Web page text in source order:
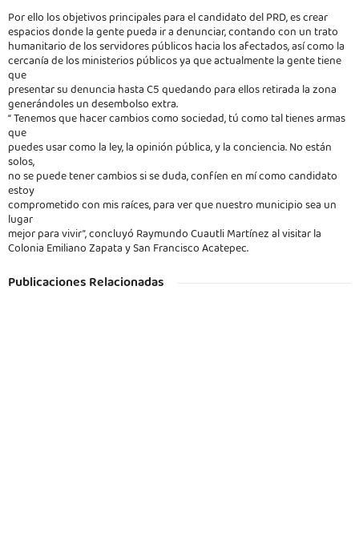
Por ello los objetivos principales para el candidato del PRD, es crear
espacios donde la gente pueda ir a denunciar, contando con un trato
humanitario de los servidores públicos hacia los afectados, así como la
cercanía de los ministerios públicos ya que actualmente la gente tiene
que
presentar su denuncia hasta C5 quedando para ellos retirada la zona
generándoles un desembolso extra.
“ Tenemos que hacer cambios como sociedad, tú como tal tienes armas
que
puedes usar como la ley, la opinión pública, y la conciencia. No están
solos,
no se puede tener cambios si se duda, confíen en mí como candidato
estoy
comprometido con mis raíces, para ver que nuestro municipio sea un
lugar
mejor para vivir”, concluyó Raymundo Cuautli Martínez al visitar la
Colonia Emiliano Zapata y San Francisco Acatepec.
Publicaciones Relacionadas